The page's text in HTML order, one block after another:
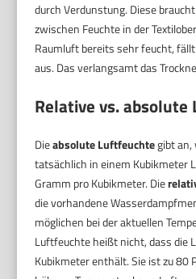
durch Verdunstung. Diese
zwischen Feuchte in der
Raumluft bereits sehr feucht,
aus. Das verlangsamt das
Relative vs.
Dieabsolute Luftfeuchtegibt an,
tatsächlich in einem Kubikmeter
Gramm pro Kubikmeter. Die
die vorhandene
möglichen bei der aktuellen
Luftfeuchte heißt nicht, dass die
Kubikmeter enthält. Sie ist zu 80